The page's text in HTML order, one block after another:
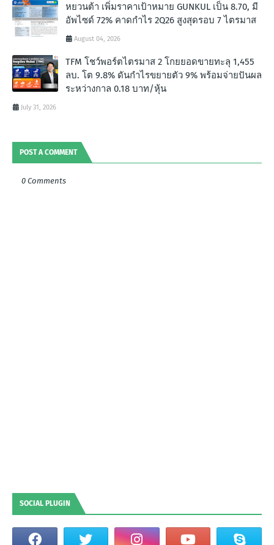
หยวนต้า เพิ่มราคาเป้าหมาย GUNKUL เป็น 8.70, มี
อัพไซด์ 72% คาดกำไร 2Q26 สูงสุดรอบ 7 ไตรมาส
August 04, 2026
TFM โชว์พอร์ตไตรมาส 2 โกยยอดขายทะลุ 1,455
ลบ. โต 9.8% ดันกำไรขยายตัว 9% พร้อมจ่ายปันผล
ระหว่างกาล 0.18 บาท/หุ้น
July 31, 2026
POST A COMMENT
0 Comments
SOCIAL PLUGIN